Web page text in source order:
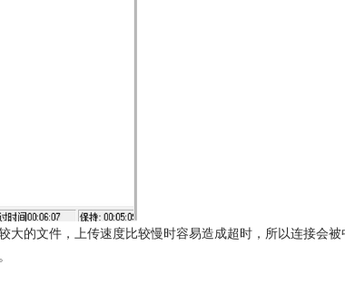
的文件，上传速度比较慢时容易造成超时，所以连接会被